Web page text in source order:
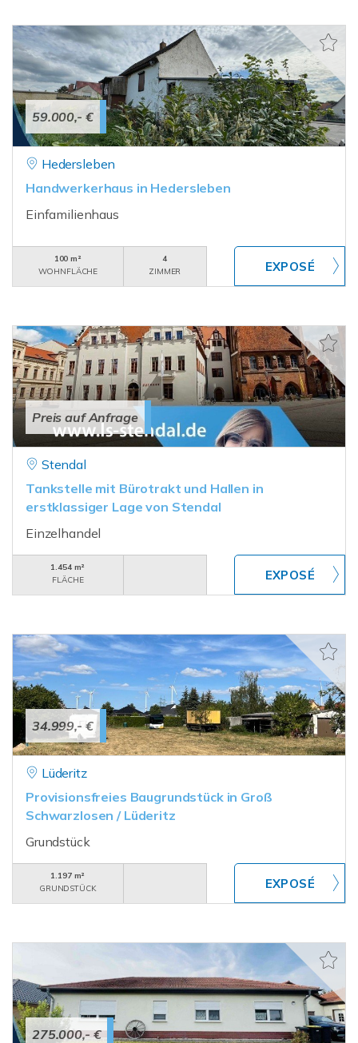
59.000,- €
Hedersleben
Handwerkerhaus in Hedersleben
Einfamilienhaus
100 m²
WOHNFLÄCHE
4
ZIMMER
Preis auf Anfrage
Stendal
Tankstelle mit Bürotrakt und Hallen in
erstklassiger Lage von Stendal
Einzelhandel
1.454 m²
FLÄCHE
34.999,- €
Lüderitz
Provisionsfreies Baugrundstück in Groß
Schwarzlosen / Lüderitz
Grundstück
1.197 m²
GRUNDSTÜCK
275.000,- €